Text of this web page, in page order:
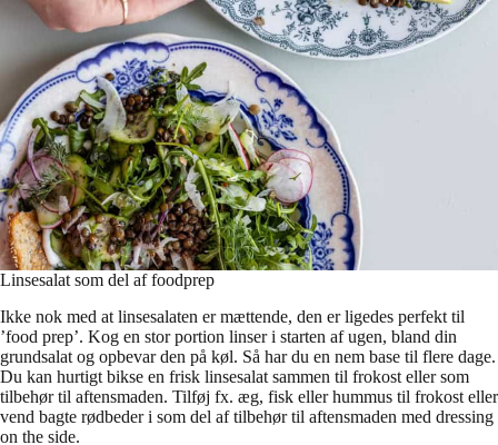
Linsesalat som del af foodprep
Ikke nok med at linsesalaten er mættende, den er ligedes perfekt til
’food prep’. Kog en stor portion linser i starten af ugen, bland din
grundsalat og opbevar den på køl. Så har du en nem base til flere dage.
Du kan hurtigt bikse en frisk linsesalat sammen til frokost eller som
tilbehør til aftensmaden. Tilføj fx. æg, fisk eller hummus til frokost eller
vend bagte rødbeder i som del af tilbehør til aftensmaden med dressing
on the side.